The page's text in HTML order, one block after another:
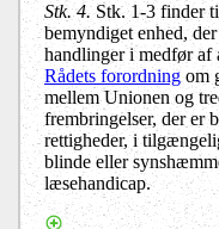
Stk. 4.Stk. 1-3 finder
bemyndiget enhed,
handlinger i medfør af
Rådets forordning om
mellem Unionen og
frembringelser, der er
rettigheder, i
blinde eller
læsehandicap.